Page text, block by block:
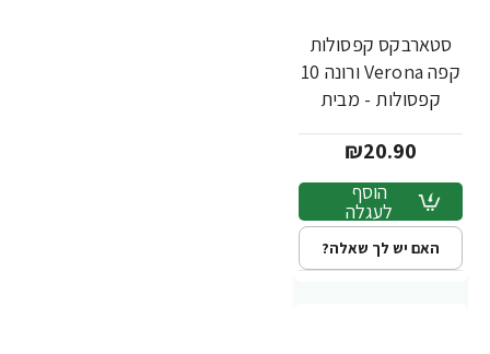
סטארבקס קפסולות
קפה Verona ורונה 10
קפסולות - מבית
₪20.90
הוסף
לעגלה
האם יש לך שאלה?